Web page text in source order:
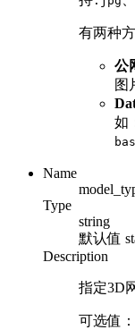
有两种
公
图
如
Name
Type
string
默认值
Description
指定3D
可选值：